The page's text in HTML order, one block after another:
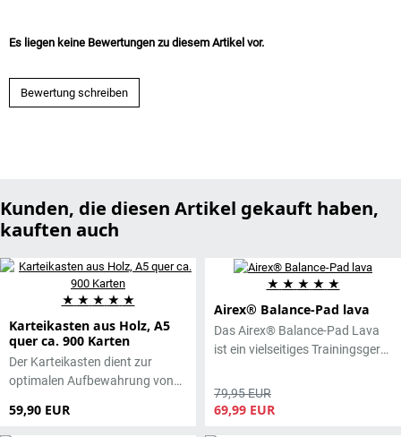
Es liegen keine Bewertungen zu diesem Artikel vor.
Bewertung schreiben
Kunden, die diesen Artikel gekauft haben,
kauften auch
★ ★ ★ ★ ★
Karteikasten aus Holz, A5
quer ca. 900 Karten
59,90 EUR
Der Karteikasten dient zur
optimalen Aufbewahrung von
★ ★ ★ ★ ★
Airex® Balance-Pad lava
79,95 EUR
69,99 EUR
Das Airex® Balance-Pad Lava
ist ein vielseitiges Trainingsgerät
Gleichgewicht, Koordination
und Stabilität. Mit seiner